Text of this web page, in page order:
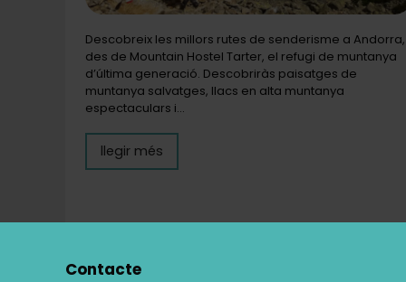
Descobreix les millors rutes de senderisme a Andorra,
des de Mountain Hostel Tarter, el refugi de muntanya
d’última generació. Descobriràs paisatges de
muntanya salvatges, llacs en alta muntanya
espectaculars i…
llegir més
Contacte